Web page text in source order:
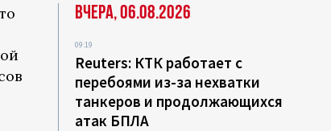
Вчера, 06.08.2026
09:19
Reuters: КТК работает с
перебоями из-за нехватки
танкеров и продолжающихся
атак БПЛА